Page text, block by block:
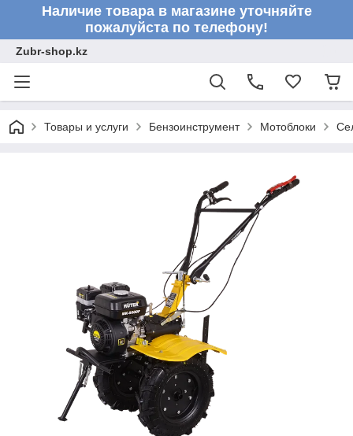
Наличие товара в магазине уточняйте
пожалуйста по телефону!
Zubr-shop.kz
Товары и услуги Бензоинструмент Мотоблоки